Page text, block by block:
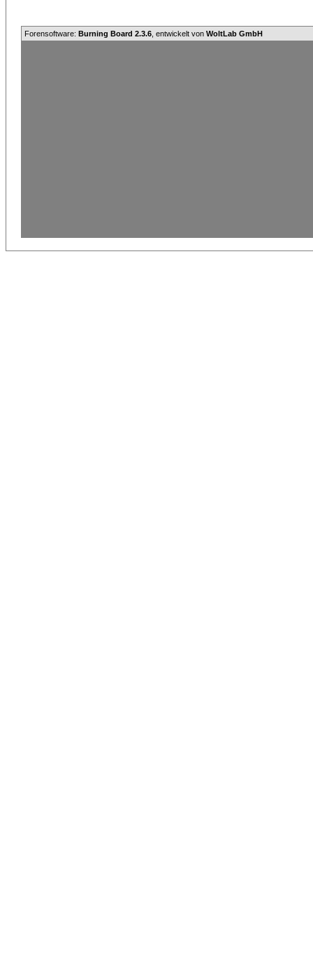
Forensoftware: Burning Board 2.3.6 , entwickelt von WoltLab GmbH